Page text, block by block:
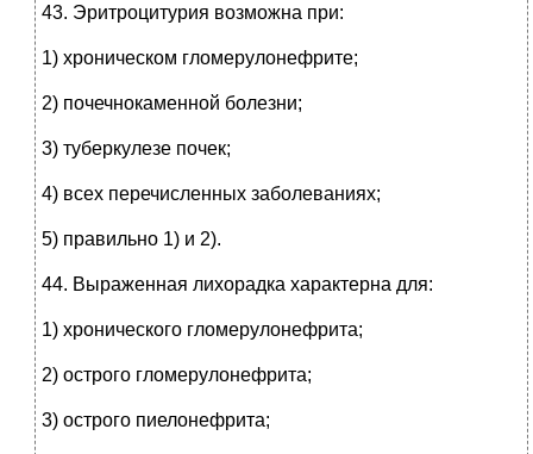
43. Эритроцитурия возможна при:
1) хроническом гломерулонефрите;
2) почечнокаменной болезни;
3) туберкулезе почек;
4) всех перечисленных заболеваниях;
5) правильно 1) и 2).
44. Выраженная лихорадка характерна для:
1) хронического гломерулонефрита;
2) острого гломерулонефрита;
3) острого пиелонефрита;